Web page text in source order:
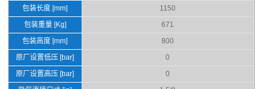
包装长度 [mm]
1150
包装重量 [Kg]
671
包装高度 [mm]
800
原厂设置低压 [bar]
0
原厂设置高压 [bar]
0